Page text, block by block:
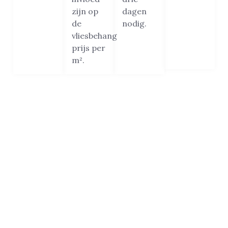
zijn op
de
vliesbehang
prijs per
m².
dagen
nodig.